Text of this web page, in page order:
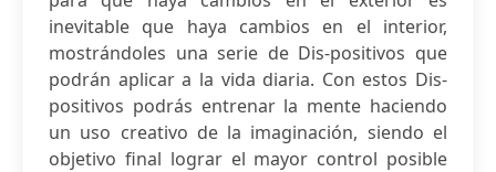
inevitable que haya cambios en el interior,
mostrándoles una serie de Dis-positivos que
podrán aplicar a la vida diaria. Con estos Dis-
positivos podrás entrenar la mente haciendo
un uso creativo de la imaginación, siendo el
objetivo final lograr el mayor control posible